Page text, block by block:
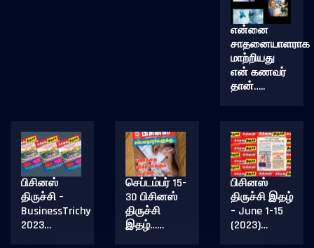
என்னை
சாதனையாளராக
மாற்றியது
என் கணவர்
தான்…..
பிசினஸ்
திருச்சி –
BusinessTrichy
2023…
செப்டம்பர் 15-
30 பிசினஸ்
திருச்சி
இதழ்……
பிசினஸ்
திருச்சி இதழ்
– June 1-15
(2023)…